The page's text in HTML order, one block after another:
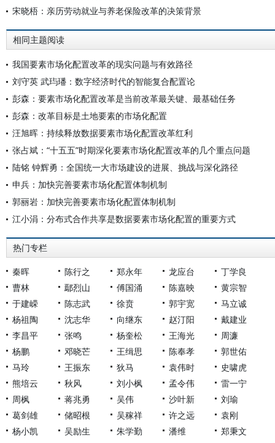
宋晓梧：亲历劳动就业与养老保险改革的决策背景
相同主题阅读
我国要素市场化配置改革的现实问题与有效路径
刘守英 武玙璠：数字经济时代的智能复合配置论
彭森：要素市场化配置改革是当前改革最关键、最基础任务
彭森：改革目标是土地要素的市场化配置
汪旭晖：持续释放数据要素市场化配置改革红利
张占斌：“十五五”时期深化要素市场化配置改革的几个重点问题
陆铭 钟辉勇：全国统一大市场建设的进展、挑战与深化路径
申兵：加快完善要素市场化配置体制机制
郭丽岩：加快完善要素市场化配置体制机制
江小涓：分布式合作共享是数据要素市场化配置的重要方式
热门专栏
秦晖 陈行之 郑永年 龙应台
丁学良
曹林
鄢烈山 傅国涌 陈嘉映
黄宗智
于建嵘
陈志武 徐贲 郭宇宽
马立诚
杨祖陶
沈志华 向继东 赵汀阳
戴建业
李昌平
张鸣 杨奎松 王海光
周濂
杨鹏
邓晓芒 王缉思 陈奉孝
郭世佑
马玲
王振东 狄马 袁伟时
史啸虎
熊培云
秋风 刘小枫 孟令伟
雷一宁
周枫
蒋兆勇 吴伟 沙叶新
刘瑜
葛剑雄
储昭根 吴稼祥 许之远
袁刚
杨小凯
吴励生 朱学勤 潘维
郑秉文